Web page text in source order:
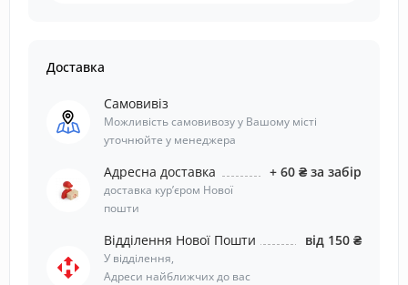
Доставка
Самовивіз
Можливість самовивозу у Вашому місті
уточнюйте у менеджера
Адресна доставка
доставка курʼєром Нової
пошти
+ 60 ₴ за забір
Відділення Нової Пошти
У відділення,
Адреси найближчих до вас
від 150 ₴